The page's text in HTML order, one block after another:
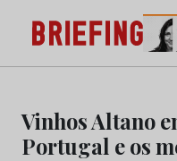
content
Briefing: Todas as
Marketing e da
Vinhos Altano
Portugal e os